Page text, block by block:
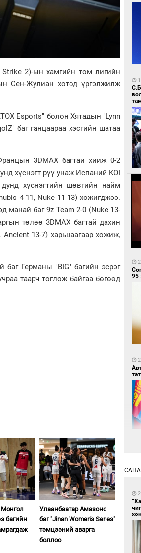
Strike 2)-ын хамгийн том лигийн
Сен-Жулиан хотод үргэлжилж
Esports" болон Хятадын "Lynn
баг ганцаараа хэсгийн шатаа
3DMAX багтай хийж 0-2
хүснэгт рүү унаж Испаний KOI
хүснэгтийн шөвгийн найм
4-11, Nuke 11-13) хожигджээ.
манай баг 9z Team 2-0 (Nuke 13-
төлөө 3DMAX багтай дахин
13-7) харьцаагаар хожиж,
баг Германы "BIG" багийн эсрэг
таарч тоглож байгаа бөгөөд
багийн
Улаанбаатар Амазонс
баг "Jinan Women's Series"
тэмцээний аварга
боллоо
95